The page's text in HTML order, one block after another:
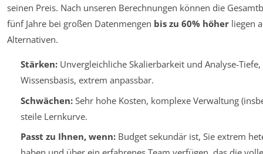
seinen Preis. Nach unseren Berechnungen können die
fünf Jahre bei großen Datenmengen bis zu 60% höher liegen
Alternativen.
Stärken:Unvergleichliche Skalierbarkeit und Analyse-
Wissensbasis, extrem anpassbar.
Schwächen:Sehr hohe Kosten, komplexe Verwaltung
steile Lernkurve.
Passt zu Ihnen, wenn:Budget sekundär ist, Sie extrem